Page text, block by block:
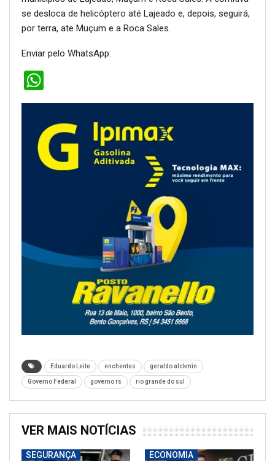
se desloca de helicóptero até Lajeado e, depois, seguirá,
por terra, ate Muçum e a Roca Sales.
Enviar pelo WhatsApp:
Eduardo Leite enchentes geraldo alckmin
Governo Federal governo rs rio grande do sul
VER MAIS NOTÍCIAS
SEGURANÇA ECONOMIA